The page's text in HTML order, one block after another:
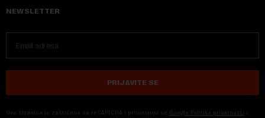
NEWSLETTER
PRIJAVITE SE
Ova stranica je zaštićena sa reCAPTCHA i primenjuju se Google Politika privatnosti i